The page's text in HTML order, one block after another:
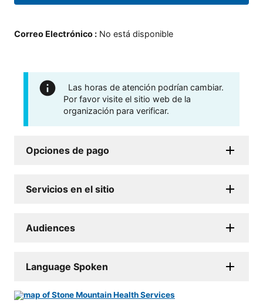
Correo Electrónico : No está disponible
Las horas de atención podrían cambiar.
Por favor visite el sitio web de la
organización para verificar.
Opciones de pago
Servicios en el sitio
Audiences
Language Spoken